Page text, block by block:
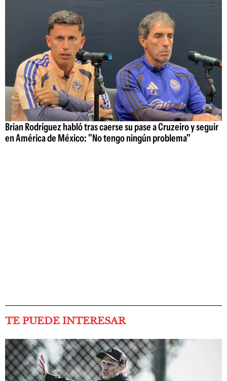
Brian Rodríguez habló tras caerse su pase a Cruzeiro y seguir
en América de México: "No tengo ningún problema"
TE PUEDE INTERESAR